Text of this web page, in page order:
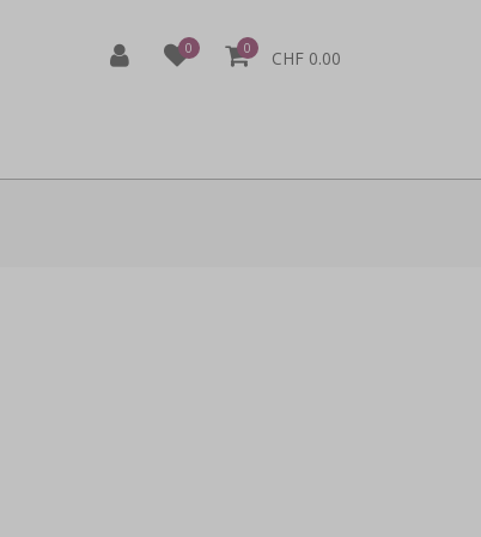
0 0 CHF 0.00